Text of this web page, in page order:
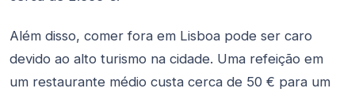
Além disso, comer fora em Lisboa pode ser caro
devido ao alto turismo na cidade. Uma refeição em
um restaurante médio custa cerca de 50 € para um